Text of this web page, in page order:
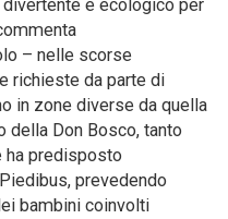
e ecologico per
– nelle scorse
richieste da parte di
in zone diverse da quella
Don Bosco, tanto
ha predisposto
prevedendo
bambini coinvolti